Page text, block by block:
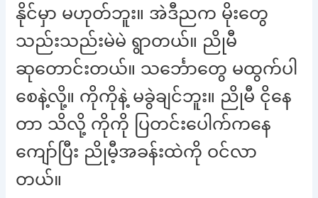
နိုင်မှာ မဟုတ်ဘူး။ အဲဒီညက မိုးတွေ
သည်းသည်းမဲမဲ ရွာတယ်။ ညိုမီ
ဆုတောင်းတယ်။ သင်္ဘောတွေ မထွက်ပါ
စေနဲ့လို့။ ကိုကိုနဲ့ မခွဲချင်ဘူး။ ညိုမီ ငိုနေ
တာ သိလို့ ကိုကို ပြတင်းပေါက်ကနေ
ကျော်ပြီး ညိုမီ့အခန်းထဲကို ဝင်လာ
တယ်။